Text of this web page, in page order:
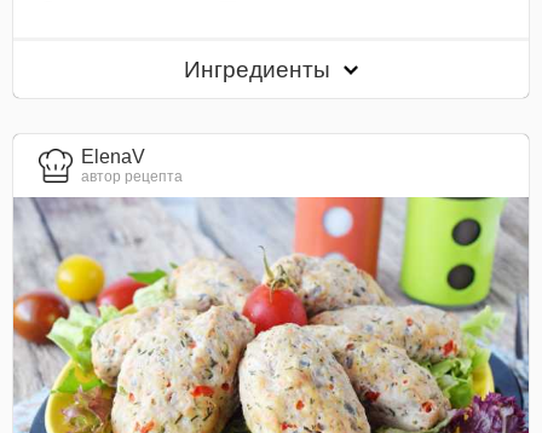
Ингредиенты
ElenaV
автор рецепта